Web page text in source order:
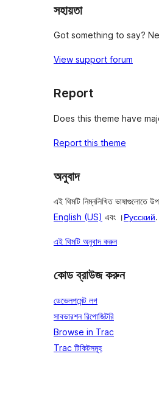
সহায়তা
Got something to say?
View support forum
Report
Does this theme have
Report this theme
অনুবাদ
এই থিমটি নিম্নলিখিত ভাষাগুলোতে
English (US) এবং ।Русский.
এই থিমটি অনুবাদ করুন
কোড ব্রাউজ করুন
ডেভেলপমেন্ট লগ
সাবভারশন রিপোজিটরি
Browse in Trac
Trac টিকিটসমূহ